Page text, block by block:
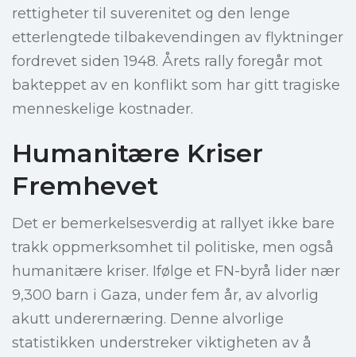
rettigheter til suverenitet og den lenge
etterlengtede tilbakevendingen av flyktninger
fordrevet siden 1948. Årets rally foregår mot
bakteppet av en konflikt som har gitt tragiske
menneskelige kostnader.
Humanitære Kriser
Fremhevet
Det er bemerkelsesverdig at rallyet ikke bare
trakk oppmerksomhet til politiske, men også
humanitære kriser. Ifølge et FN-byrå lider nær
9,300 barn i Gaza, under fem år, av alvorlig
akutt underernæring. Denne alvorlige
statistikken understreker viktigheten av å